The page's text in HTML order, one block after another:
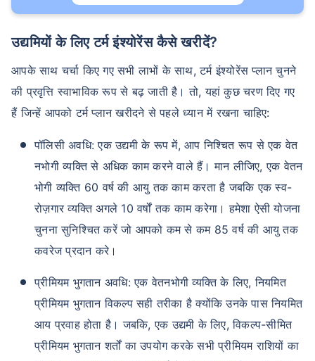
उद्यमियों के लिए टर्म इंश्योरेंस कैसे खरीदें?
आपके साथ चर्चा किए गए सभी लाभों के साथ, टर्म इंश्योरेंस प्लान चुनने
की प्रवृत्ति स्वाभाविक रूप से बढ़ जाती है। तो, यहां कुछ चरण दिए गए
हैं जिन्हें आपको टर्म प्लान खरीदने से पहले ध्यान में रखना चाहिए:
पॉलिसी अवधि: एक उद्यमी के रूप में, आप निश्चित रूप से एक वेत
नभोगी व्यक्ति से अधिक काम करने वाले हैं। मान लीजिए, एक वेतन
भोगी व्यक्ति 60 वर्ष की आयु तक काम करता है जबकि एक स्व-
रोज़गार व्यक्ति अगले 10 वर्षों तक काम करेगा। हमेशा ऐसी योजना
चुनना सुनिश्चित करें जो आपको कम से कम 85 वर्ष की आयु तक
कवरेज प्रदान करे।
प्रीमियम भुगतान अवधि: एक वेतनभोगी व्यक्ति के लिए, नियमित
प्रीमियम भुगतान विकल्प सही तरीका है क्योंकि उनके पास नियमित
आय प्रवाह होता है। जबकि, एक उद्यमी के लिए, विकल्प-सीमित
प्रीमियम भुगतान शर्तों का उपयोग करके सभी प्रीमियम राशियों का
कैसे प्रभावित करती है
₹ 434/माह* ₹ 630/माह*
44 वर्ष
₹ 1,376/माह*
आपके परिवार की सुरक्षा बस एक कदम दूर है